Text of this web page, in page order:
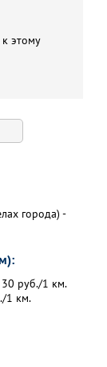
этому
города) -
руб./1 км.
1 км.